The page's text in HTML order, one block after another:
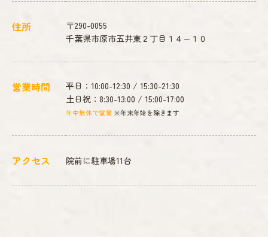
住所
〒290-0055
千葉県市原市五井東２丁目１４−１０
営業時間
平日：10:00-12:30 / 15:30-21:30
土日祝：8:30-13:00 / 15:00-17:00
年中無休で営業 ※年末年始を除きます
アクセス 院前に駐車場11台